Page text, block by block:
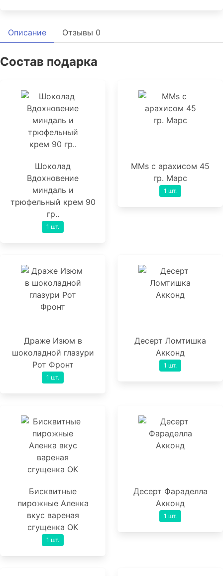
Описание Отзывы 0
Состав подарка
Шоколад
Вдохновение
миндаль и
трюфельный крем 90
гр..
1 шт.
MMs с арахисом 45
гр. Марс
1 шт.
Драже Изюм в
шоколадной глазури
Рот Фронт
1 шт.
Десерт Ломтишка
Акконд
1 шт.
Бисквитные
пирожные Аленка
вкус вареная
сгущенка ОК
1 шт.
Десерт Фараделла
Акконд
1 шт.